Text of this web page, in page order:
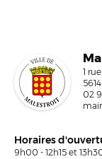
1
02
Horaires
9h00 - 12h15 et